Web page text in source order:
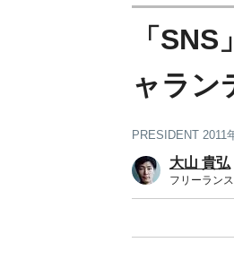
「
ャラン
PRESIDENT 2011
大山 貴弘
フリーラン